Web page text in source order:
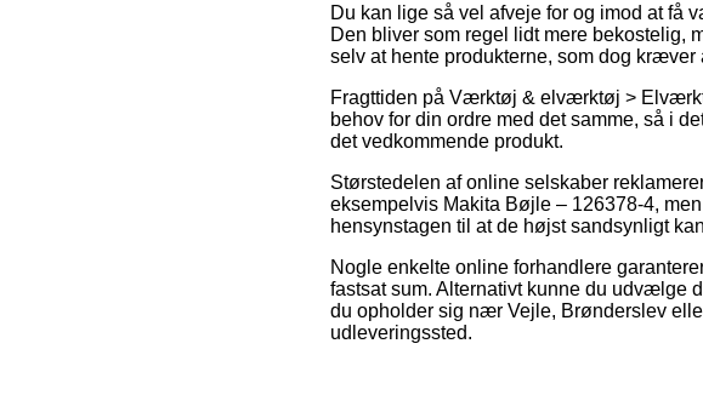
Du kan lige så vel afveje for og imod at få
Den bliver som regel lidt mere bekostelig,
selv at hente produkterne, som dog
Fragttiden på Værktøj & elværktøj >
behov for din ordre med det samme, så i
det vedkommende produkt.
Størstedelen af online selskaber
eksempelvis Makita Bøjle – 126378-4,
hensynstagen til at de højst sandsynligt
Nogle enkelte online forhandlere
fastsat sum. Alternativt kunne du udvælge
du opholder sig nær Vejle, Brønderslev
udleveringssted.